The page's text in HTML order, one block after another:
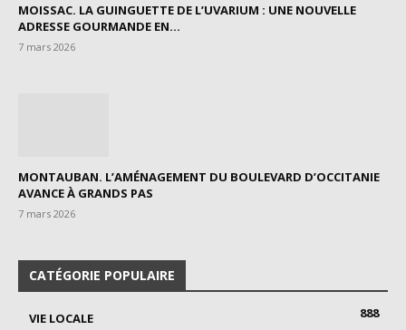
MOISSAC. LA GUINGUETTE DE L’UVARIUM : UNE NOUVELLE
ADRESSE GOURMANDE EN...
7 mars 2026
MONTAUBAN. L’AMÉNAGEMENT DU BOULEVARD D’OCCITANIE
AVANCE À GRANDS PAS
7 mars 2026
CATÉGORIE POPULAIRE
VIE LOCALE
888